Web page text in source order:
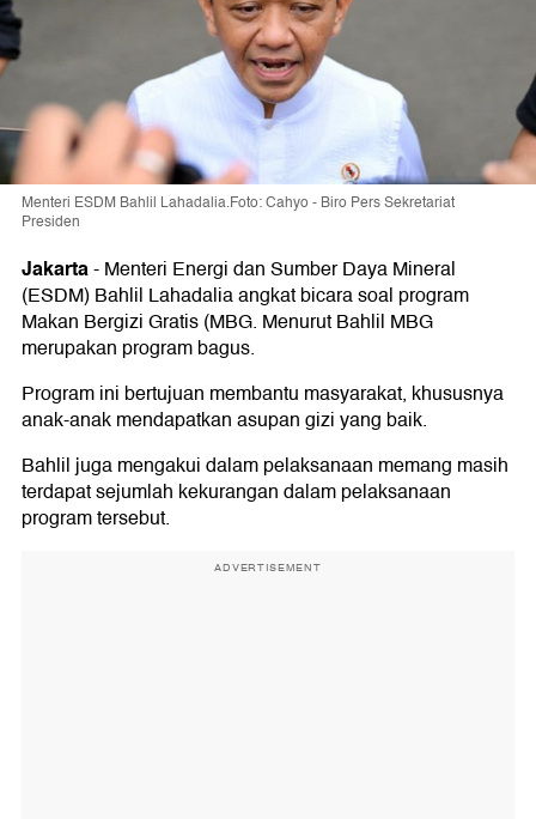
Menteri ESDM Bahlil Lahadalia.Foto: Cahyo - Biro Pers Sekretariat
Presiden
Jakarta-Menteri Energi dan Sumber Daya Mineral
(ESDM) Bahlil Lahadalia angkat bicara soal program
Makan Bergizi Gratis (MBG. Menurut Bahlil MBG
merupakan program bagus.
Program ini bertujuan membantu masyarakat, khususnya
anak-anak mendapatkan asupan gizi yang baik.
Bahlil juga mengakui dalam pelaksanaan memang masih
terdapat sejumlah kekurangan dalam pelaksanaan
program tersebut.
ADVERTISEMENT